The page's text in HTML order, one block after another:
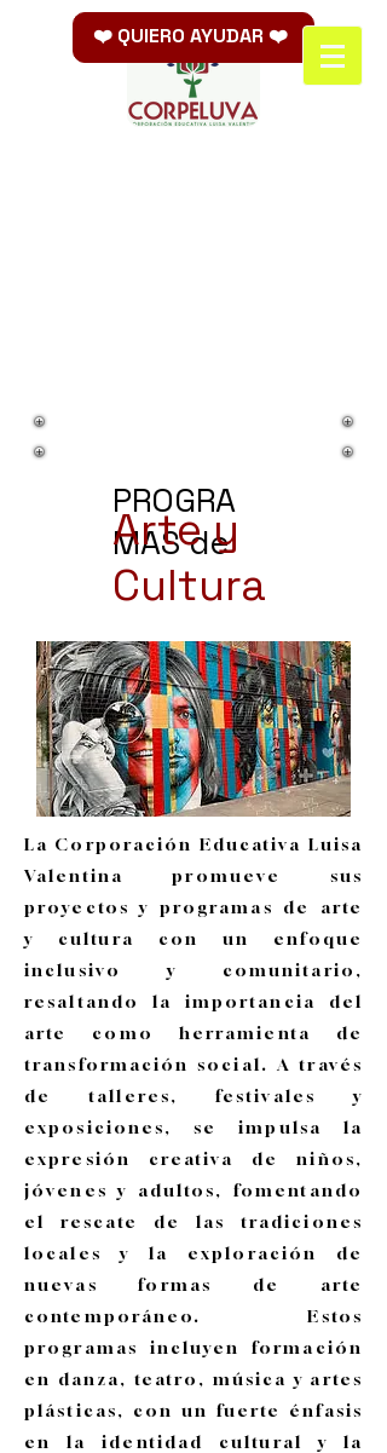
❤️ QUIERO AYUDAR ❤️
PROGRA
MAS de
Arte y
Cultura
La Corporación Educativa Luisa
Valentina promueve sus
proyectos y programas de arte
y cultura con un enfoque
inclusivo y comunitario,
resaltando la importancia del
arte como herramienta de
transformación social. A través
de talleres, festivales y
exposiciones, se impulsa la
expresión creativa de niños,
jóvenes y adultos, fomentando
el rescate de las tradiciones
locales y la exploración de
nuevas formas de arte
contemporáneo. Estos
programas incluyen formación
en danza, teatro, música y artes
plásticas, con un fuerte énfasis
en la identidad cultural y la